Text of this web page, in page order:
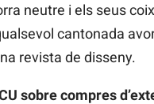
neutre i els seus
cantonada
revista de disseny.
sobre compres